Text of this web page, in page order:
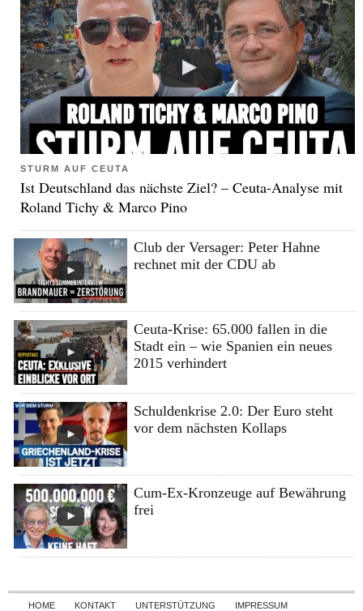
STURM AUF CEUTA
Ist Deutschland das nächste Ziel? – Ceuta-Analyse mit
Roland Tichy & Marco Pino
Club der Versager: Peter Hahne
rechnet mit der CDU ab
Ceuta-Krise: 65.000 fallen in die
Stadt ein – wie Spanien ein neues
2015 verhindert
Schuldenkrise 2.0: Der Euro steht
vor dem nächsten Kollaps
Cum-Ex-Kronzeuge auf Bewährung
frei
Skip to content
HOME KONTAKT UNTERSTÜTZUNG IMPRESSUM